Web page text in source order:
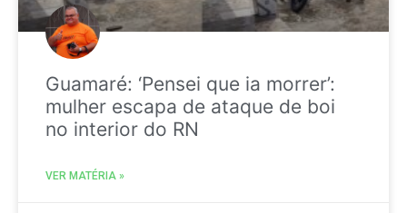
Guamaré: ‘Pensei que ia morrer’:
mulher escapa de ataque de boi
no interior do RN
VER MATÉRIA »